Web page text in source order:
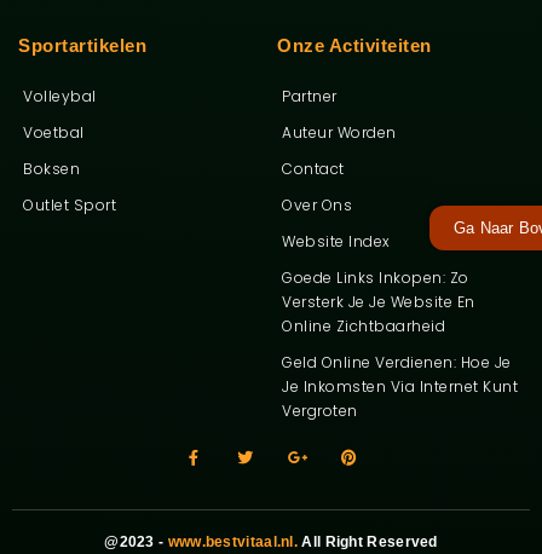
Ga Naar
Onze Activiteiten
Partner
Auteur Worden
Contact
Over Ons
Website Index
Goede Links Inkopen: Zo
Versterk Je Je Website En
Online Zichtbaarheid
Geld Online Verdienen: Hoe Je
Je Inkomsten Via Internet Kunt
Vergroten
Sportartikelen
Volleybal
Voetbal
Boksen
Outlet Sport
@2023 - www.bestvitaal.nl. All Right Reserved